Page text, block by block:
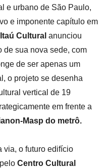
e urbano de São Paulo,
e imponente capítulo em
Itaú Cultural anunciou
de sua nova sede, com
de ser apenas um
o projeto se desenha
vertical de 19
em frente a
Masp do metrô.
via, o futuro edifício
Centro Cultural